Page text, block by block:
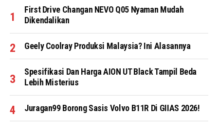
First Drive Changan NEVO Q05 Nyaman Mudah
Dikendalikan
Geely Coolray Produksi Malaysia? Ini Alasannya
Spesifikasi Dan Harga AION UT Black Tampil Beda
Lebih Misterius
Juragan99 Borong Sasis Volvo B11R Di GIIAS 2026!